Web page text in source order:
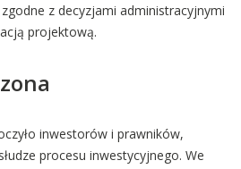
z decyzjami administracyjnymi
projektową.
inwestorów i prawników,
procesu inwestycyjnego. We